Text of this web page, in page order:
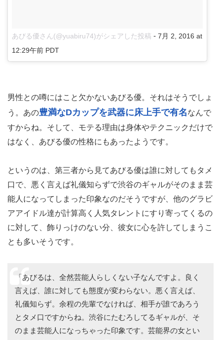
あびる優さん(@yuabiru74)がシェアした投稿 - 7月 2, 2016 at
12:29午前 PDT
男性との噂にはこと欠かないあびる優。それはそうでしょ
う。あの豊満なDカップを武器に床上手で有名なんで
すからね。そして、モテる理由は身体やテクニックだけで
はなく、あびる優の性格にもあったようです。
というのは、第三者から見てあびる優は誰に対してもタメ
口で、悪く言えば礼儀知らずで渋谷のギャルがそのまま芸
能人になってしまった印象なのだそうですが、他のグラビ
アアイドル達が計算高く人気タレントにすり寄ってくるの
に対して、飾りっけのない分、彼女に心を許してしまうこ
とも多いそうです。
「あびるは、全然芸能人らしくない子なんですよ。良く
言えば、誰に対しても態度が変わらない。悪く言えば、
礼儀知らず。余程の先輩でなければ、相手が誰であろう
とタメ口ですからね。渋谷にたむろしてるギャルが、そ
のまま芸能人になっちゃった印象です。芸能界の女とい